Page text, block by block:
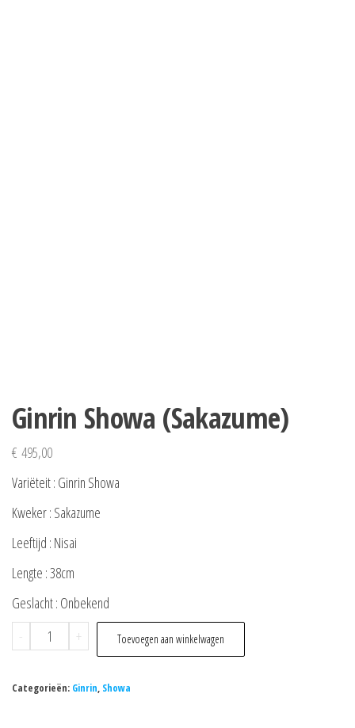
Ginrin Showa (Sakazume)
€ 495,00
Variëteit : Ginrin Showa
Kweker : Sakazume
Leeftijd : Nisai
Lengte : 38cm
Geslacht : Onbekend
-
Ginrin
Showa
aantal
+ Toevoegen aan winkelwagen
Categorieën: Ginrin, Showa